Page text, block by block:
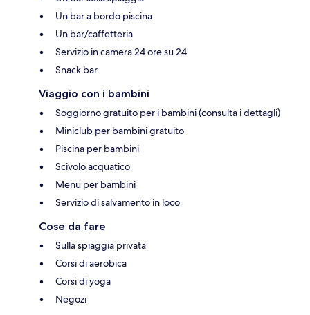
Un bar a bordo piscina
Un bar/caffetteria
Servizio in camera 24 ore su 24
Snack bar
Viaggio con i bambini
Soggiorno gratuito per i bambini (consulta i dettagli)
Miniclub per bambini gratuito
Piscina per bambini
Scivolo acquatico
Menu per bambini
Servizio di salvamento in loco
Cose da fare
Sulla spiaggia privata
Corsi di aerobica
Corsi di yoga
Negozi